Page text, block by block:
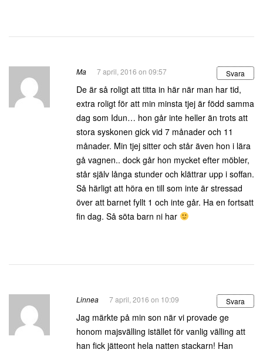
Ma 7 april, 2016 on 09:57 Svara
De är så roligt att titta in här när man har tid,
extra roligt för att min minsta tjej är född samma
dag som Idun… hon går inte heller än trots att
stora syskonen gick vid 7 månader och 11
månader. Min tjej sitter och står även hon i lära
gå vagnen.. dock går hon mycket efter möbler,
står själv långa stunder och klättrar upp i soffan.
Så härligt att höra en till som inte är stressad
över att barnet fyllt 1 och inte går. Ha en fortsatt
fin dag. Så söta barn ni har
Linnea 7 april, 2016 on 10:09 Svara
Jag märkte på min son när vi provade ge
honom majsvälling istället för vanlig välling att
han fick jätteont hela natten stackarn! Han